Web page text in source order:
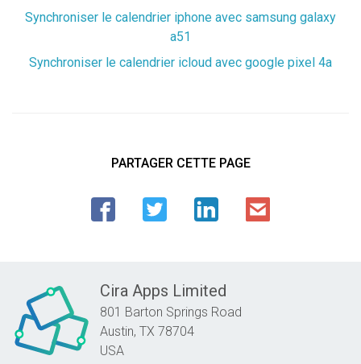
Synchroniser le calendrier iphone avec samsung galaxy
a51
Synchroniser le calendrier icloud avec google pixel 4a
PARTAGER CETTE PAGE
Cira Apps Limited
801 Barton Springs Road
Austin, TX 78704
USA